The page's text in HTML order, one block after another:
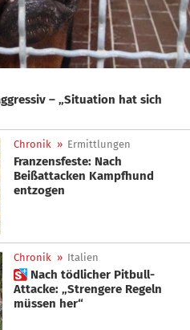
Chronik » Ermittlungen
Franzensfeste: Nach
Beißattacken Kampfhund
entzogen
Chronik » Italien
 Nach tödlicher Pitbull-
Attacke: „Strengere Regeln
müssen her“